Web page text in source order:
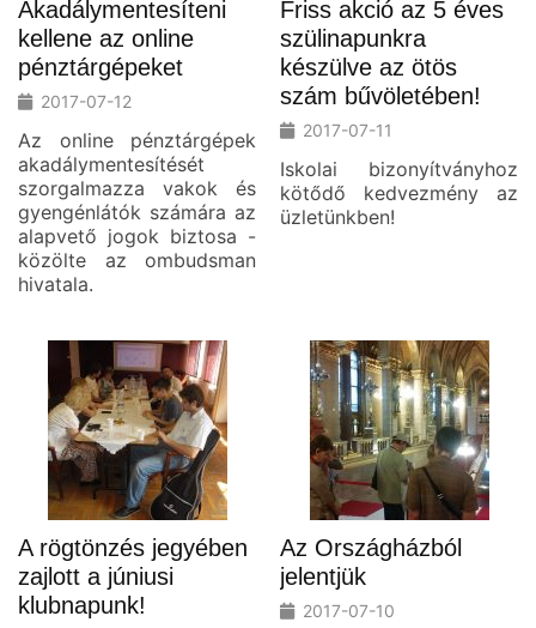
Akadálymentesíteni
kellene az online
pénztárgépeket
2017-07-12
Az online pénztárgépek
akadálymentesítését
szorgalmazza vakok és
gyengénlátók számára az
alapvető jogok biztosa -
közölte az ombudsman
hivatala.
Friss akció az 5 éves
szülinapunkra
készülve az ötös
szám bűvöletében!
2017-07-11
Iskolai bizonyítványhoz
kötődő kedvezmény az
üzletünkben!
A rögtönzés jegyében
zajlott a júniusi
klubnapunk!
Az Országházból
jelentjük
2017-07-10